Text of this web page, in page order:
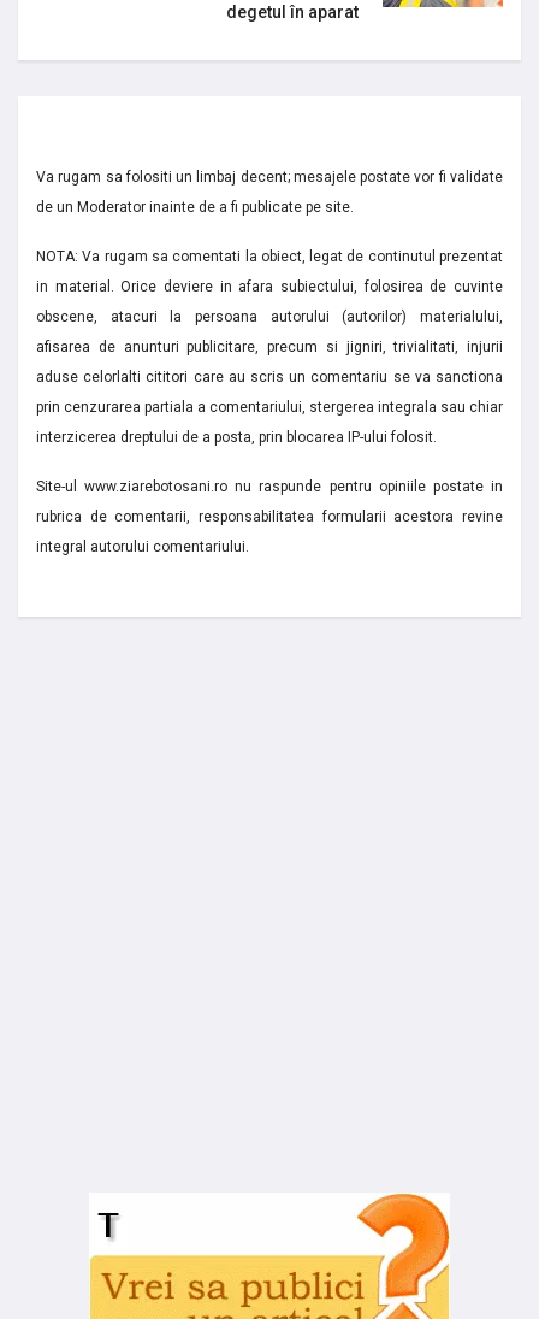
degetul în aparat
Va rugam sa folositi un limbaj decent; mesajele postate vor fi validate
de un Moderator inainte de a fi publicate pe site.
NOTA: Va rugam sa comentati la obiect, legat de continutul prezentat
in material. Orice deviere in afara subiectului, folosirea de cuvinte
obscene, atacuri la persoana autorului (autorilor) materialului,
afisarea de anunturi publicitare, precum si jigniri, trivialitati, injurii
aduse celorlalti cititori care au scris un comentariu se va sanctiona
prin cenzurarea partiala a comentariului, stergerea integrala sau chiar
interzicerea dreptului de a posta, prin blocarea IP-ului folosit.
Site-ul www.ziarebotosani.ro nu raspunde pentru opiniile postate in
rubrica de comentarii, responsabilitatea formularii acestora revine
integral autorului comentariului.